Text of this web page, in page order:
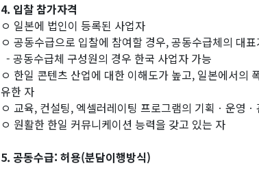
4. 입찰 참가자격
ㅇ 일본에 법인이 등록된 사업자
ㅇ 공동수급으로 입찰에 참여할 경우, 공동수급체의 대
- 공동수급체 구성원의 경우 한국 사업자 가능
ㅇ 한일 콘텐츠 산업에 대한 이해도가 높고, 일본에서의
유한 자
ㅇ 교육, 컨설팅, 엑셀러레이팅 프로그램의 기획ㆍ운영
ㅇ 원활한 한일 커뮤니케이션 능력을 갖고 있는 자
5. 공동수급: 허용(분담이행방식)